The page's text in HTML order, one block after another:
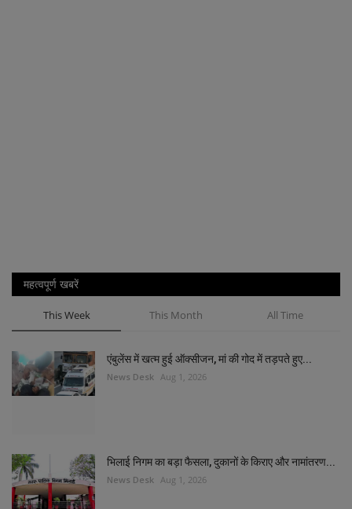
महत्वपूर्ण खबरें
This Week This Month All Time
एंबुलेंस में खत्म हुई ऑक्सीजन, मां की गोद में तड़पते हुए...
News Desk Aug 1, 2026
भिलाई निगम का बड़ा फैसला, दुकानों के किराए और नामांतरण...
News Desk Aug 1, 2026